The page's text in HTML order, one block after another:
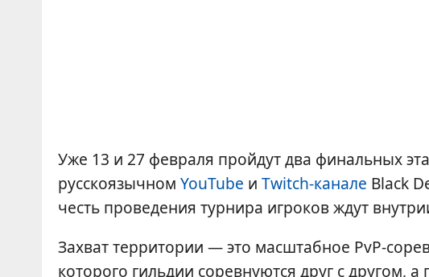
Уже 13 и 27 февраля пройдут два финальных
русскоязычном YouTube и Twitch-канале Black
честь проведения турнира игроков ждут
Захват территории — это масштабное PvP-
которого гильдии соревнуются друг с другом,